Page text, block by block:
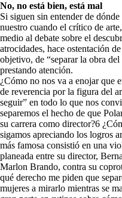
No, no está bien, está mal
Si siguen sin entender de
nuestro cuando el crítico de
medio al debate sobre el
atrocidades, hace ostentación
objetivo, de “separar la obra
prestando atención.
¿Cómo no nos va a enojar que
de reverencia por la figura del
seguir” en todo lo que nos
separemos el hecho de que
su carrera como director?6
sigamos apreciando los logros
más famosa consistió en una
planeada entre su director,
Marlon Brando, contra su
qué derecho me piden que
mujeres a mirarlo mientras se